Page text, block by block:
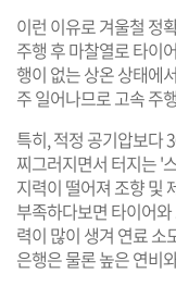
이런 이유로 겨울철 정
주행 후 마찰열로 타이
행이 없는 상온 상태에
주 일어나므로 고속 주
특히, 적정 공기압보다
찌그러지면서 터지는 '
지력이 떨어져 조향 및
부족하다보면 타이어
력이 많이 생겨 연료 소
은행은 물론 높은 연비